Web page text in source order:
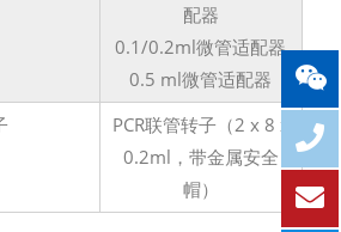
配器
0.1/0.2ml微管适配器
0.5 ml微管适配器
PCR联管转子（2 x 8 x
0.2ml，带金属安全
帽）